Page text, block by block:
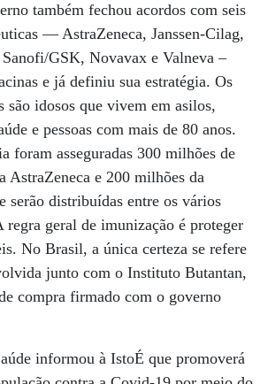
também fechou acordos com seis
— AstraZeneca, Janssen-Cilag,
GSK, Novavax e Valneva –
e já definiu sua estratégia. Os
são idosos que vivem em asilos,
e pessoas com mais de 80 anos.
foram asseguradas 300 milhões de
AstraZeneca e 200 milhões da
serão distribuídas entre os vários
regra geral de imunização é proteger
No Brasil, a única certeza se refere
junto com o Instituto Butantan,
compra firmado com o governo
informou à IstoÉ que promoverá